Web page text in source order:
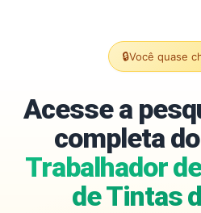
🔒Você quase
Acesse a
completa
Trabalhador
de Tintas